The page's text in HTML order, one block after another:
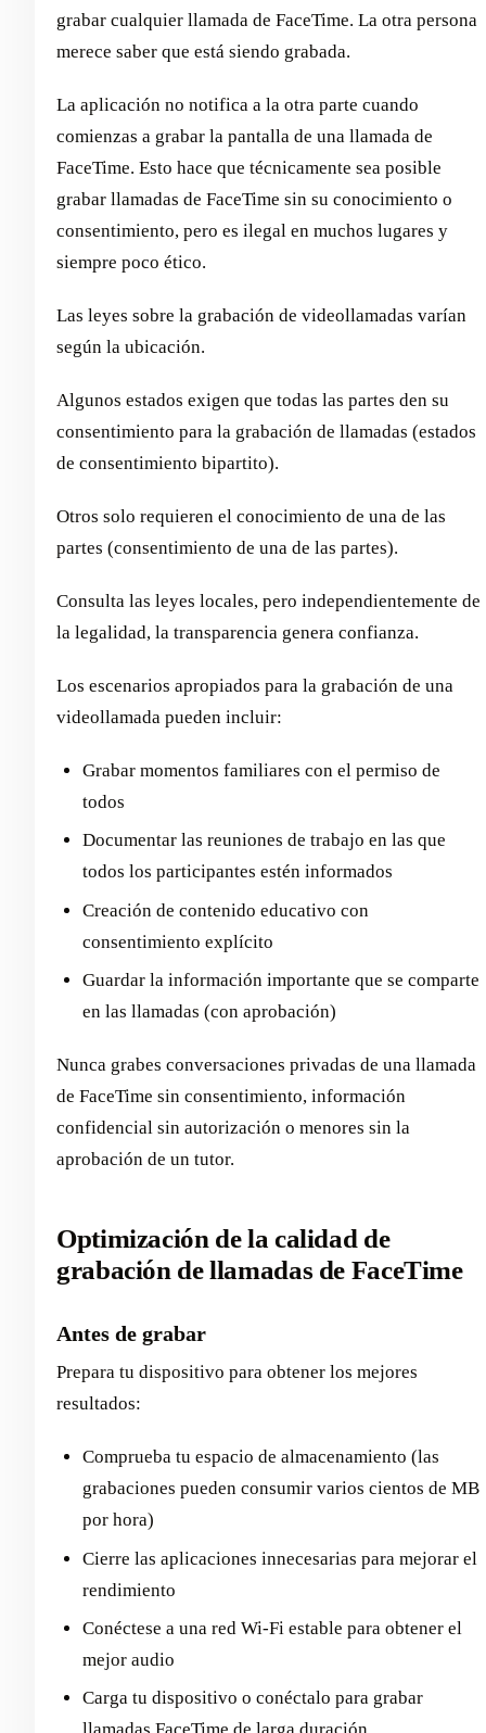
grabar cualquier llamada de FaceTime. La otra persona
merece saber que está siendo grabada.
La aplicación no notifica a la otra parte cuando
comienzas a grabar la pantalla de una llamada de
FaceTime. Esto hace que técnicamente sea posible
grabar llamadas de FaceTime sin su conocimiento o
consentimiento, pero es ilegal en muchos lugares y
siempre poco ético.
Las leyes sobre la grabación de videollamadas varían
según la ubicación.
Algunos estados exigen que todas las partes den su
consentimiento para la grabación de llamadas (estados
de consentimiento bipartito).
Otros solo requieren el conocimiento de una de las
partes (consentimiento de una de las partes).
Consulta las leyes locales, pero independientemente de
la legalidad, la transparencia genera confianza.
Los escenarios apropiados para la grabación de una
videollamada pueden incluir:
Grabar momentos familiares con el permiso de
todos
Documentar las reuniones de trabajo en las que
todos los participantes estén informados
Creación de contenido educativo con
consentimiento explícito
Guardar la información importante que se comparte
en las llamadas (con aprobación)
Nunca grabes conversaciones privadas de una llamada
de FaceTime sin consentimiento, información
confidencial sin autorización o menores sin la
aprobación de un tutor.
Optimización de la calidad de
grabación de llamadas de FaceTime
Antes de grabar
Prepara tu dispositivo para obtener los mejores
resultados:
Comprueba tu espacio de almacenamiento (las
grabaciones pueden consumir varios cientos de MB
por hora)
Cierre las aplicaciones innecesarias para mejorar el
rendimiento
Conéctese a una red Wi-Fi estable para obtener el
mejor audio
Carga tu dispositivo o conéctalo para grabar